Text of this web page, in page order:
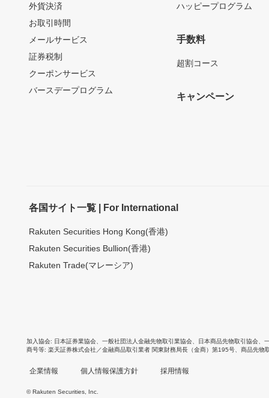
外貨決済
お取引時間
メールサービス
証券税制
クーポンサービス
バースデープログラム
ハッピープログラム
手数料
超割コース
キャンペーン
各国サイト一覧 | For International
Rakuten Securities Hong Kong(香港)
Rakuten Securities Bullion(香港)
Rakuten Trade(マレーシア)
加入協会 日本証券業協会 一般社団法人金融先物取引業協会 日本商品先物取引協会
商号等 楽天証券株式会社／金融商品取引業者 関東財務局長（金商）第195号、商品先物
企業情報 個人情報保護方針 採用情報
© Rakuten Securities, Inc.